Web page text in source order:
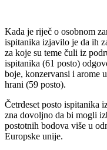
Kada je riječ o osobnom
ispitanika izjavilo je da ih
za koje su teme čuli iz
ispitanika (61 posto)
boje, konzervansi i arome
hrani (59 posto).
Četrdeset posto ispitanika
zna dovoljno da bi mogli
postotnih bodova više u
Europske unije.